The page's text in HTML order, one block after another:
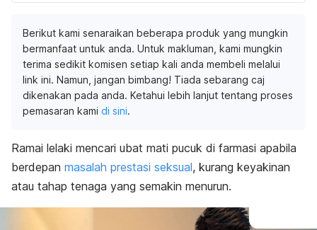
Berikut kami senaraikan beberapa produk yang mungkin
bermanfaat untuk anda. Untuk makluman, kami mungkin
terima sedikit komisen setiap kali anda membeli melalui
link ini. Namun, jangan bimbang! Tiada sebarang caj
dikenakan pada anda. Ketahui lebih lanjut tentang proses
pemasaran kami di sini.
Ramai lelaki mencari ubat mati pucuk di farmasi apabila
berdepan masalah prestasi seksual, kurang keyakinan
atau tahap tenaga yang semakin menurun.